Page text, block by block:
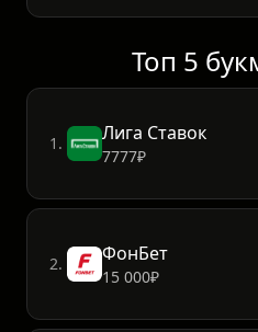
Топ 5
1. Лига Ставок
7777₽
2. ФонБет
15 000₽